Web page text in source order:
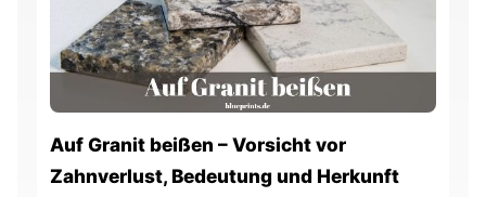
Auf Granit beißen – Vorsicht vor
Zahnverlust, Bedeutung und Herkunft